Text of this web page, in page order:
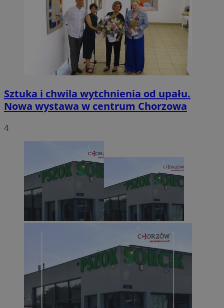
Sztuka i chwila wytchnienia od upału.
Nowa wystawa w centrum Chorzowa
4